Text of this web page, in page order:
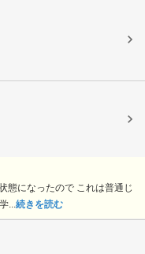
態になったので これは普通じ
...続きを読む